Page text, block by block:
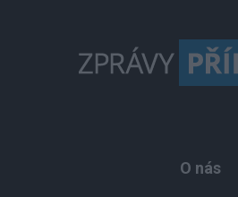
O nás